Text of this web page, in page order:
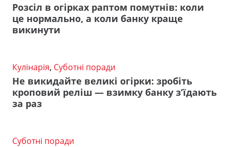
Розсіл в огірках раптом помутнів: коли
це нормально, а коли банку краще
викинути
Кулінарія, Суботні поради
Не викидайте великі огірки: зробіть
кроповий реліш — взимку банку з’їдають
за раз
Суботні поради